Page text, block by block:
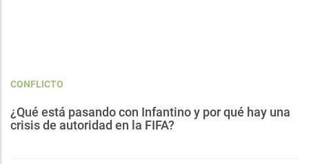
CONFLICTO
¿Qué está pasando con Infantino y por qué hay una
crisis de autoridad en la FIFA?